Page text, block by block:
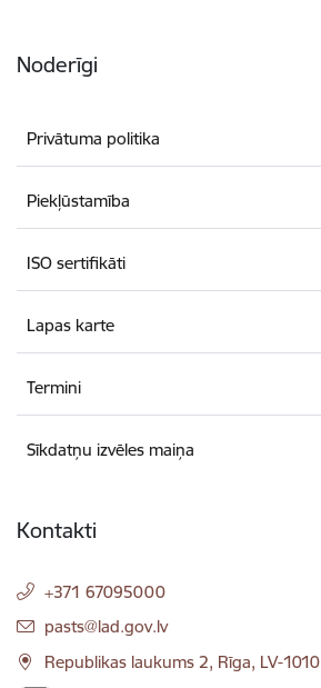
Noderīgi
Privātuma politika
Piekļūstamība
ISO sertifikāti
Lapas karte
Termini
Sīkdatņu izvēles maiņa
Kontakti
+371 67095000
E-pasts:
pasts@lad.gov.lv
Republikas laukums 2, Rīga, LV-1010